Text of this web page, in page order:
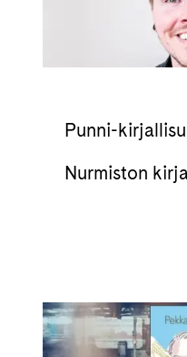
Punni-
Nurmiston